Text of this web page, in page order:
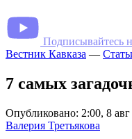
Подписывайтесь
Вестник Кавказа —
7 самых
Опубликовано: 2:00, 8
Валерия Третьякова